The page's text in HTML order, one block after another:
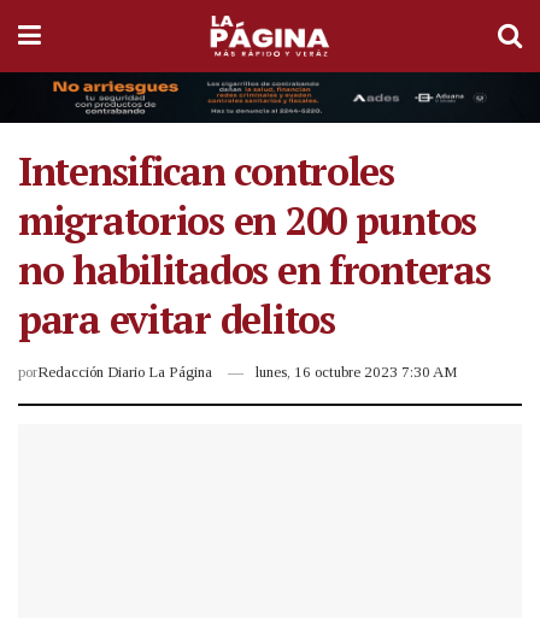
Intensifican controles
migratorios en 200 puntos
no habilitados en fronteras
para evitar delitos
porRedacción Diario La Página lunes, 16 octubre 2023 7:30 AM